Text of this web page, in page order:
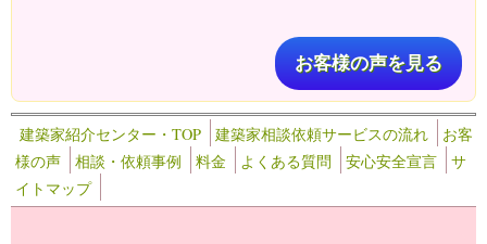
お客様の声を見る
建築家紹介センター・TOP 建築家相談依頼サービスの流れ
お客
様の声
相談・依頼事例 料金 よくある質問 安心安全宣言
サ
イトマップ